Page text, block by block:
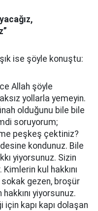
ise şöyle konuştu:
Allah şöyle
yollarla yemeyin.
olduğunu bile bile
soruyorum;
peşkeş çektiniz?
kondunuz. Bile
yiyorsunuz. Sizin
kul hakkını
gezen, broşür
hakkını yiyorsunuz.
kapı kapı dolaşan